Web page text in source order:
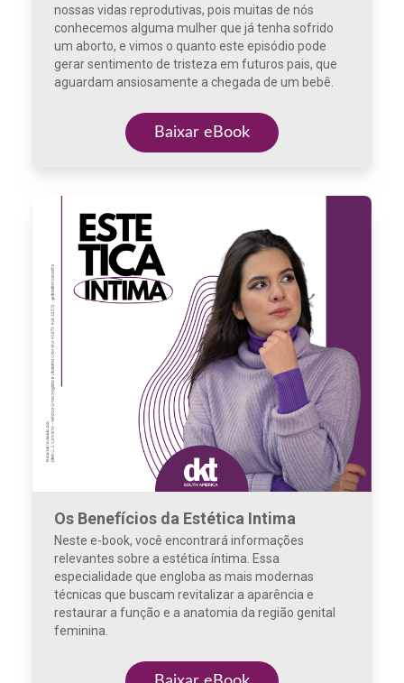
nossas vidas reprodutivas, pois muitas de nós
conhecemos alguma mulher que já tenha sofrido
um aborto, e vimos o quanto este episódio pode
gerar sentimento de tristeza em futuros pais, que
aguardam ansiosamente a chegada de um bebê.
Baixar eBook
Os Benefícios da Estética Intima
Neste e-book, você encontrará informações
relevantes sobre a estética íntima. Essa
especialidade que engloba as mais modernas
técnicas que buscam revitalizar a aparência e
restaurar a função e a anatomia da região genital
feminina.